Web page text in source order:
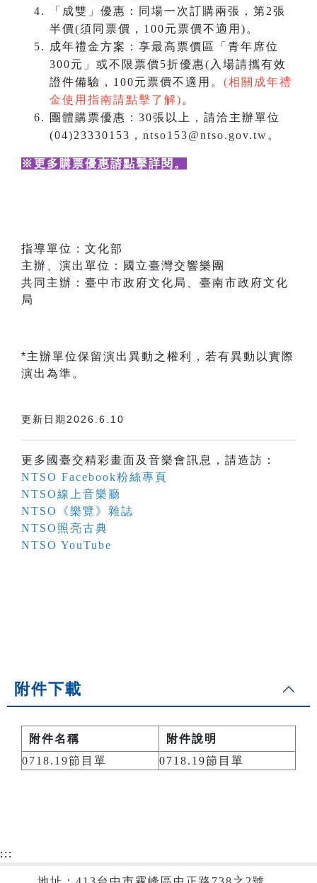
「成雙」優惠：同場一次訂購兩張，第2張
半價(須同票價，100元票價不適用)。
成年禮金方案：享最高票價區「青年席位
300元」或不限票價5折優惠(入場請攜有效
證件備驗，100元票價不適用。 (相關成年禮
金使用指南請點擊了解) 。
團體購票優惠：30張以上，請洽主辦單位
(04)23330153， ntso153@ntso.gov.tw 。
※更多購票優惠請點擊詳閱 。
指導單位：文化部
主辦、演出單位：國立臺灣交響樂團
共同主辦：臺中市政府文化局、臺南市政府文化
局
*主辦單位保留演出異動之權利，若有異動以實際
演出為準。
更新日期2026.6.10
更多國臺交精彩畫面及音樂會訊息，請造訪：
NTSO Facebook粉絲專頁
NTSO線上音樂廳
NTSO《樂覽》雜誌
NTSO照亮古典
NTSO YouTube
附件下載
附件名稱
附件說明
0718.19節目單
0718.19節目單
:::